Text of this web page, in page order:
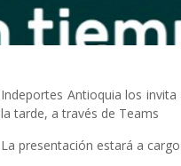
Indeportes Antioquia los
la tarde, a través de Teams
La presentación estará a